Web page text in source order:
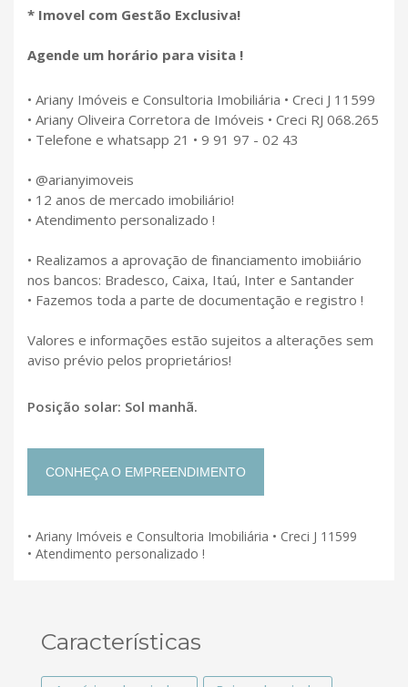
* Imovel com Gestão Exclusiva!
Agende um horário para visita !
• Ariany Imóveis e Consultoria Imobiliária • Creci J 11599
• Ariany Oliveira Corretora de Imóveis • Creci RJ 068.265
• Telefone e whatsapp 21 • 9 91 97 - 02 43
• @arianyimoveis
• 12 anos de mercado imobiliário!
• Atendimento personalizado !
• Realizamos a aprovação de financiamento imobiiário
nos bancos: Bradesco, Caixa, Itaú, Inter e Santander
• Fazemos toda a parte de documentação e registro !
Valores e informações estão sujeitos a alterações sem
aviso prévio pelos proprietários!
Posição solar: Sol manhã.
CONHEÇA O EMPREENDIMENTO
• Ariany Imóveis e Consultoria Imobiliária • Creci J 11599
• Atendimento personalizado !
Características